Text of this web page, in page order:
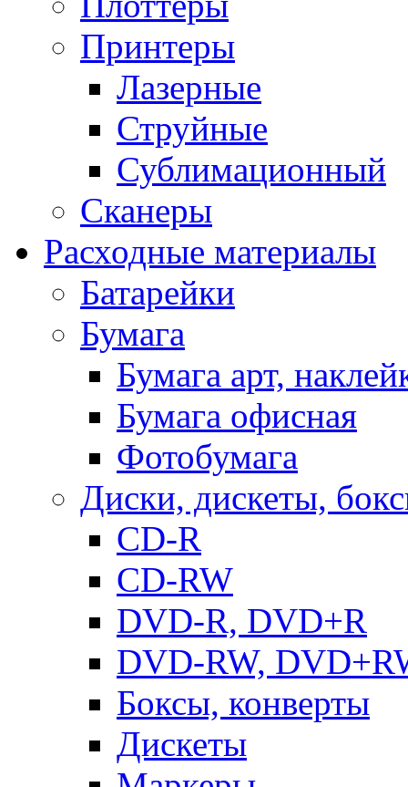
Принтеры
Лазерные
Струйные
Сублимационный
Сканеры
Расходные материалы
Батарейки
Бумага
Бумага арт,
Бумага офисная
Фотобумага
Диски, дискеты,
CD-R
CD-RW
DVD-R, DVD+R
DVD-RW,
Боксы, конверты
Дискеты